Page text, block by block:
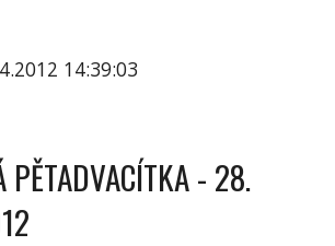
14:39:03
PĚTADVACÍTKA - 28.